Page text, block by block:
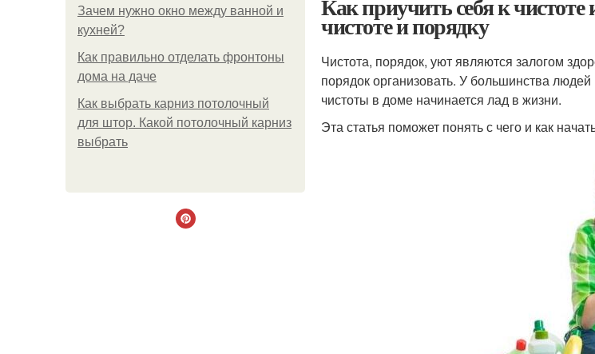
Зачем нужно окно между ванной и
кухней?
Как правильно отделать фронтоны
дома на даче
Как выбрать карниз потолочный
для штор. Какой потолочный карниз
выбрать
Как приучить себя к
чистоте и порядку
Чистота, порядок, уют являются залогом
порядок организовать. У большинства
чистоты в доме начинается лад в жизни.
Эта статья поможет понять с чего и как